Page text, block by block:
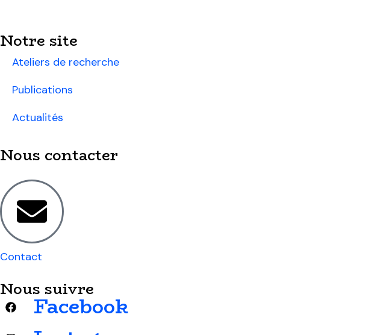
Notre site
Ateliers de recherche
Publications
Actualités
Nous contacter
Contact
Nous suivre
Facebook